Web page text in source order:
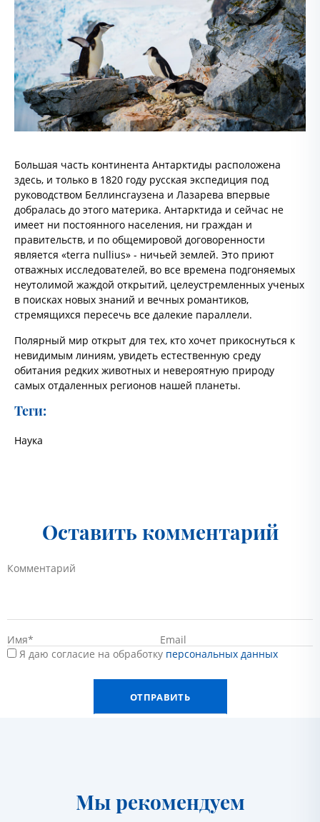
Большая часть континента Антарктиды расположена
здесь, и только в 1820 году русская экспедиция под
руководством Беллинсгаузена и Лазарева впервые
добралась до этого материка. Антарктида и сейчас не
имеет ни постоянного населения, ни граждан и
правительств, и по общемировой договоренности
является «terra nullius» - ничьей землей. Это приют
отважных исследователей, во все времена подгоняемых
неутолимой жаждой открытий, целеустремленных ученых
в поисках новых знаний и вечных романтиков,
стремящихся пересечь все далекие параллели.
Полярный мир открыт для тех, кто хочет прикоснуться к
невидимым линиям, увидеть естественную среду
обитания редких животных и невероятную природу
самых отдаленных регионов нашей планеты.
Теги:
Наука
Оставить комментарий
Я даю согласие на обработку персональных данных
Мы рекомендуем